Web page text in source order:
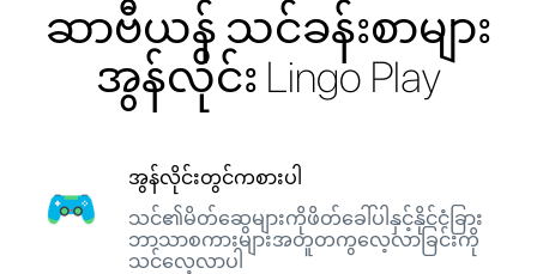
ဆာဗီယန် သင်ခန်းစာများ
အွန်လိုင်း Lingo Play
အွန်လိုင်းတွင်ကစားပါ
သင်၏မိတ်ဆွေများကိုဖိတ်ခေါ်ပါနှင့်နိုင်ငံခြား
ဘာသာစကားများအတူတကွလေ့လာခြင်းကို
သင်လေ့လာပါ